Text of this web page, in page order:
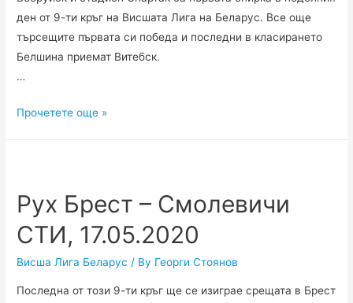
ден от 9-ти кръг на Висшата Лига на Беларус. Все още
търсещите първата си победа и последни в класирането
Белшина приемат Витебск.
…
Белшина
Прочетете още »
Рух Брест – Смолевичи
СТИ, 17.05.2020
Висша Лига Беларус / By Георги Стоянов
Последна от този 9-ти кръг ще се изиграе срещата в Брест